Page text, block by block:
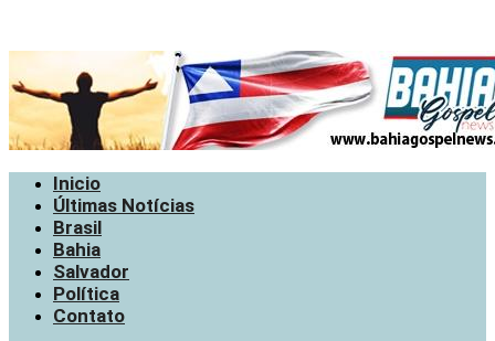
Inicio
Últimas Notícias
Brasil
Bahia
Salvador
Política
Contato